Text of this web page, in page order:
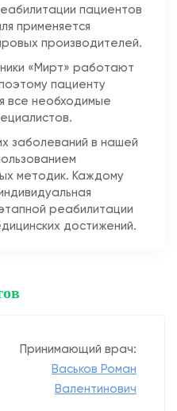
пациентов
применяется
производителей.
«Мирт» работают
пациенту
все необходимые
заболеваний в нашей
методик. Каждому
реабилитации
достижений.
Принимающий врач:
Васьков Роман
Валентинович